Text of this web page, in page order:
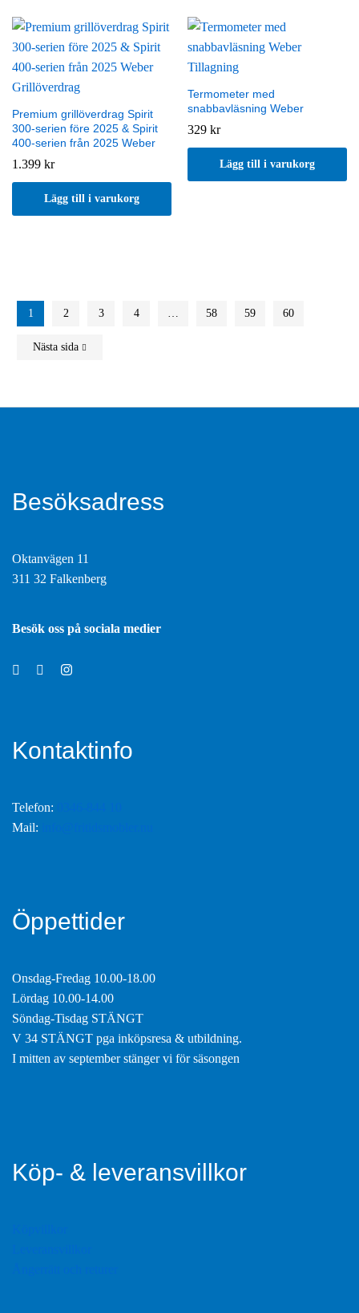
Premium grillöverdrag Spirit
300-serien före 2025 & Spirit
400-serien från 2025 Weber
1.399 kr
Lägg till i varukorg
Termometer med
snabbavläsning Weber
329 kr
Lägg till i varukorg
1 2 3 4 58 59 60
Nästa sida
Besöksadress
Oktanvägen 11
311 32 Falkenberg
Besök oss på sociala medier
Kontaktinfo
Telefon:
Mail:
Öppettider
Onsdag-Fredag 10.00-18.00
Lördag 10.00-14.00
Söndag-Tisdag STÄNGT
V 34 STÄNGT pga inköpsresa & utbildning.
I mitten av september stänger vi för säsongen
Köp- & leveransvillkor